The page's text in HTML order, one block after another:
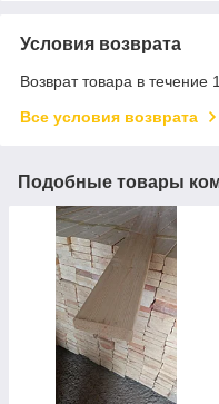
Условия возврата
Возврат товара в течение
Все условия возврата
Подобные товары